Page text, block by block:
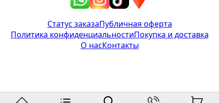
Статус заказаПубличная оферта
Политика конфиденциальностиПокупка и доставка
О насКонтакты